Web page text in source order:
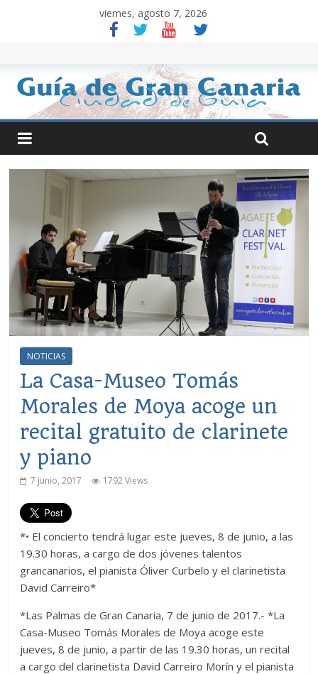
viernes, agosto 7, 2026
NOTICIAS
La Casa-Museo Tomás
Morales de Moya acoge un
recital gratuito de clarinete
y piano
7 junio, 2017 1792 Views
*• El concierto tendrá lugar este jueves, 8 de junio, a las
19.30 horas, a cargo de dos jóvenes talentos
grancanarios, el pianista Óliver Curbelo y el clarinetista
David Carreiro*
*Las Palmas de Gran Canaria, 7 de junio de 2017.- *La
Casa-Museo Tomás Morales de Moya acoge este
jueves, 8 de junio, a partir de las 19.30 horas, un recital
a cargo del clarinetista David Carreiro Morín y el pianista